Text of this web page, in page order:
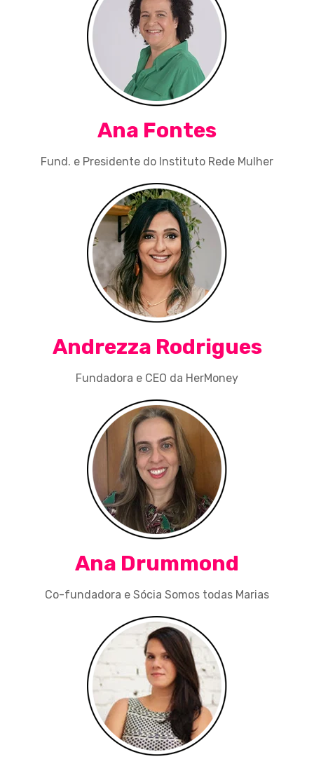
Ana Fontes
Fund. e Presidente do Instituto Rede Mulher
Andrezza Rodrigues
Fundadora e CEO da HerMoney
Ana Drummond
Co-fundadora e Sócia Somos todas Marias